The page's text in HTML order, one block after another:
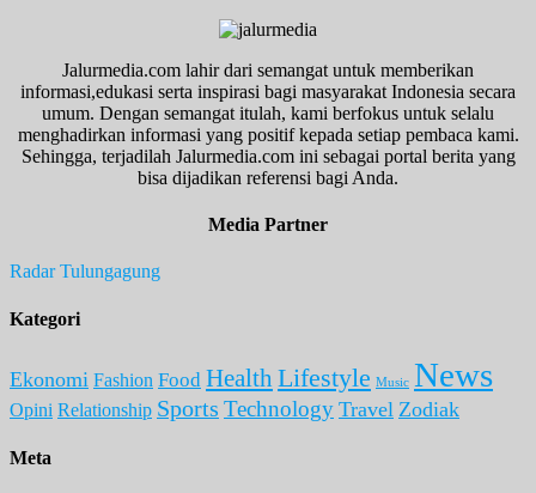
Jalurmedia.com lahir dari semangat untuk memberikan
informasi,edukasi serta inspirasi bagi masyarakat Indonesia secara
umum. Dengan semangat itulah, kami berfokus untuk selalu
menghadirkan informasi yang positif kepada setiap pembaca kami.
Sehingga, terjadilah Jalurmedia.com ini sebagai portal berita yang
bisa dijadikan referensi bagi Anda.
Media Partner
Radar Tulungagung
Kategori
Ekonomi Fashion Food Health Lifestyle Music News
Opini Relationship Sports Technology Travel Zodiak
Meta